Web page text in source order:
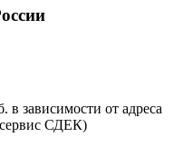
зависимости от адреса
сервис СДЕК)